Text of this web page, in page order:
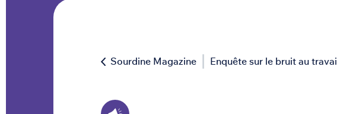
Sourdine Magazine Enquête sur le bruit au travail